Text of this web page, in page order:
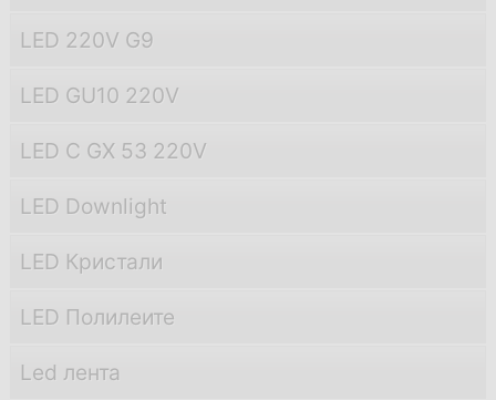
LED 220V G9
LED GU10 220V
LED С GX 53 220V
LED Downlight
LED Кристали
LED Полилеите
Led лента